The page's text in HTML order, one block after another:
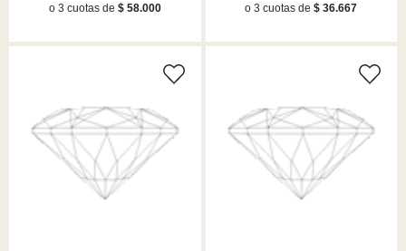
o 3 cuotas de $ 58.000
o 3 cuotas de$ 36.667